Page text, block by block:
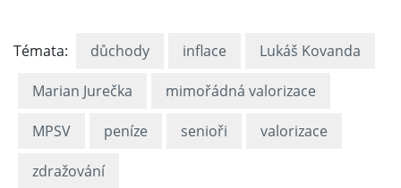
Témata: důchody inflace Lukáš Kovanda
Marian Jurečka mimořádná valorizace
MPSV peníze senioři valorizace
zdražování